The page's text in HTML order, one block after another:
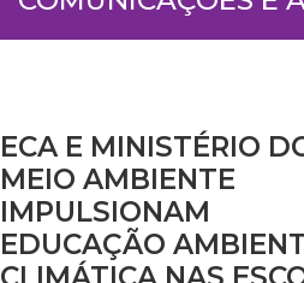
ECA E MINISTÉRIO
MEIO AMBIENTE
IMPULSIONAM
EDUCAÇÃO